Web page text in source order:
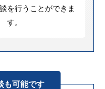
を行うことができま
す。
も可能です